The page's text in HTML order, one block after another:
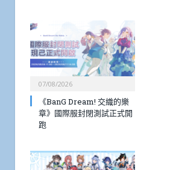
07/08/2026
《BanG Dream! 交織的樂
章》國際服封閉測試正式開
跑